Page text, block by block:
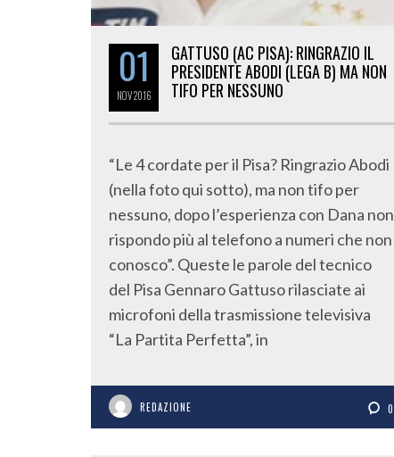
01
NOV2016
GATTUSO (AC PISA): RINGRAZIO IL
PRESIDENTE ABODI (LEGA B) MA NON
TIFO PER NESSUNO
“Le 4 cordate per il Pisa? Ringrazio Abodi
(nella foto qui sotto), ma non tifo per
nessuno, dopo l’esperienza con Dana non
rispondo più al telefono a numeri che non
conosco”. Queste le parole del tecnico
del Pisa Gennaro Gattuso rilasciate ai
microfoni della trasmissione televisiva
“La Partita Perfetta”, in
REDAZIONE 0